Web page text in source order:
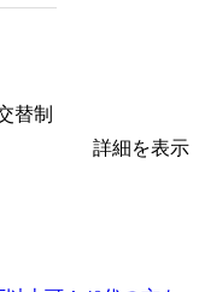
替制
詳細を表示